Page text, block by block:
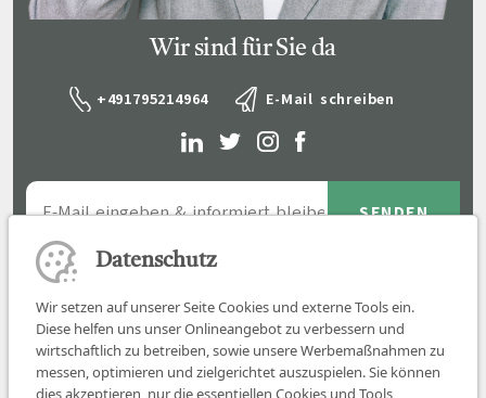
Wir sind für Sie da
+491795214964 E-Mail schreiben
Datenschutz
Wir setzen auf unserer Seite Cookies und externe Tools ein.
Diese helfen uns unser Onlineangebot zu verbessern und
wirtschaftlich zu betreiben, sowie unsere Werbemaßnahmen zu
messen, optimieren und zielgerichtet auszuspielen. Sie können
dies akzeptieren, nur die essentiellen Cookies und Tools